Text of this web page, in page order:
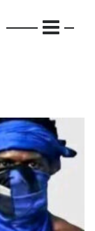
الرئيسية
مواضيع
إفتتاحية